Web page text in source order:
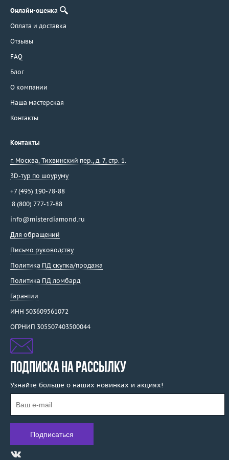
Онлайн-оценка
Оплата и доставка
Отзывы
FAQ
Блог
О компании
Наша мастерская
Контакты
Контакты
г. Москва, Тихвинский пер., д. 7, стр. 1.
3D-тур по шоуруму
+7 (495) 190-78-88
8 (800) 777-17-88
info@misterdiamond.ru
Для обращений
Письмо руководству
Политика ПД скупка/продажа
Политика ПД ломбард
Гарантии
ИНН 503609561072
ОГРНИП 305507403500044
ПОДПИСКА НА РАССЫЛКУ
Узнайте больше о наших новинках и акциях!